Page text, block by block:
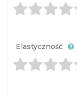
Elastyczność